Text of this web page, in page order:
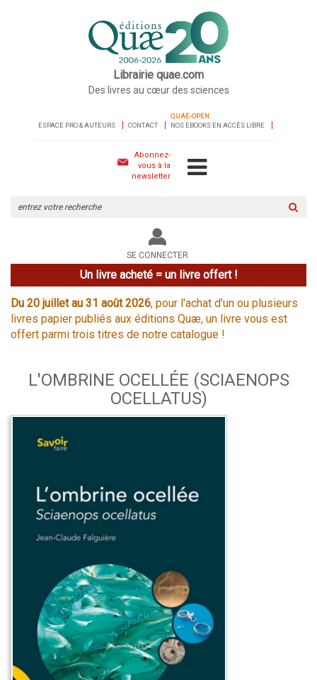
Librairie quae.com
Des livres au cœur des sciences
ESPACE PRO & AUTEURS CONTACT
QUAE-OPEN
NOS EBOOKS EN ACCÈS LIBRE
Abonnez-
vous à la
newsletter
le
site
SE CONNECTER
Un livre acheté = un livre offert !
Du 20 juillet au 31 août 2026, pour l'achat d'un ou plusieurs
livres papier publiés aux éditions Quæ, un livre vous est
offert parmi trois titres de notre catalogue !
L'OMBRINE OCELLÉE (SCIAENOPS
OCELLATUS)